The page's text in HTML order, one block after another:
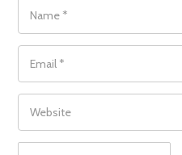
NAME
EMAIL
WEBSITE